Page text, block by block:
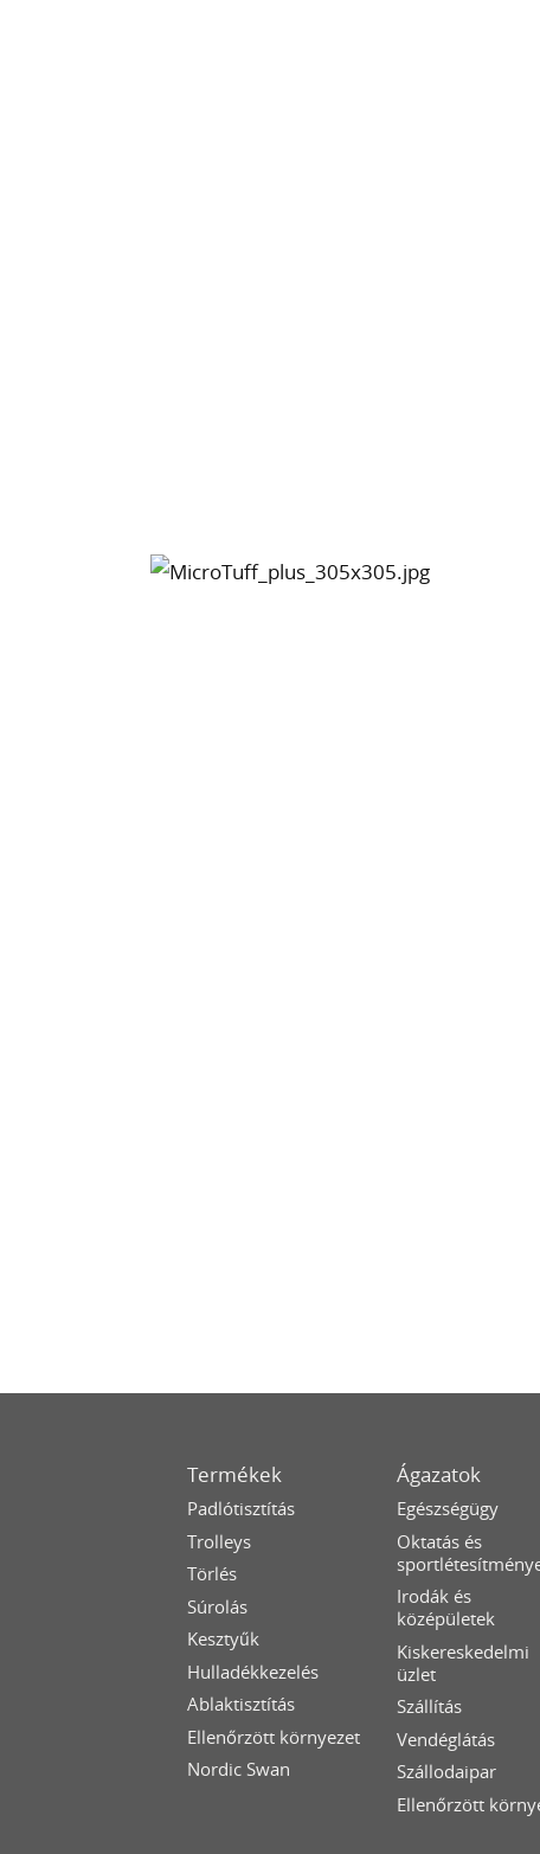
Termékek
Padlótisztítás
Trolleys
Törlés
Súrolás
Kesztyűk
Hulladékkezelés
Ablaktisztítás
Ellenőrzött környezet
Nordic Swan
Ágazatok
Egészségügy
Oktatás és
Irodák és
középületek
Kiskereskedelmi
üzlet
Szállítás
Vendéglátás
Szállodaipar
Ellenőrzött